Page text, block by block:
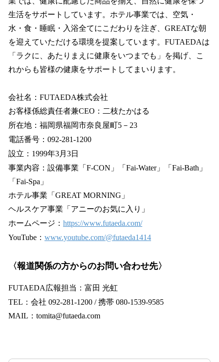
生活をサポートしています。ホテル事業では、空気・
水・食・睡眠・入浴全てにこだわりを注ぎ、GREATな朝
を迎えていただける環境を提案しています。FUTAEDAは
「ラクに、あたりまえに健康をいつまでも」を掲げ、こ
れからも皆様の健康をサポートしてまいります。
会社名：FUTAEDA株式会社
お客様係総責任者兼CEO：二枝たかはる
所在地：福岡県福岡市奈良屋町5－23
電話番号：092-281-1200
設立：1999年3月3日
事業内容：設備事業「F-CON」「Fai-Water」「Fai-Bath」
「Fai-Spa」
ホテル事業「GREAT MORNING」
ヘルスケア事業「アニーのお気に入り」
ホームページ： https://www.futaeda.com/
YouTube： www.youtube.com/@futaeda1414
〈報道関係の方からのお問い合わせ先〉
FUTAEDA広報担当：富田 光虹
TEL：会社 092-281-1200 / 携帯 080-1539-9585
MAIL：tomita@futaeda.com